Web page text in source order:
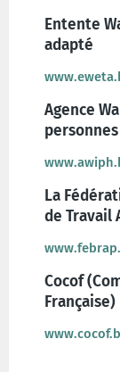
Entente
adapté
Agence
La
de Travail
Cocof
Française)